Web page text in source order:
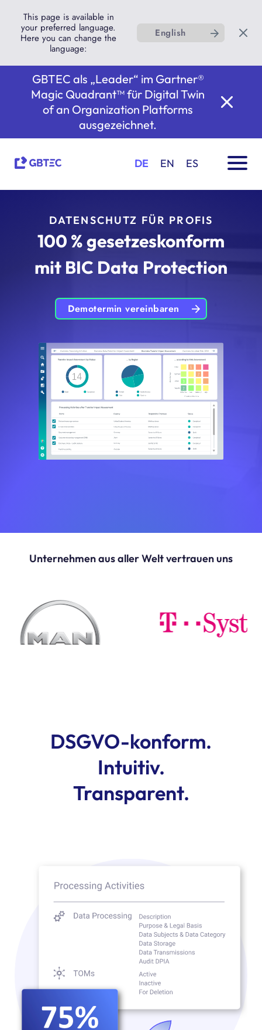
This page is available in
your preferred language.
Here you can change the
language:
English
GBTEC als „Leader“ im Gartner®
Magic Quadrant™ für Digital Twin
of an Organization Platforms
ausgezeichnet.
DE EN ES
DATENSCHUTZ FÜR PROFIS
100 % gesetzeskonform
mit BIC Data Protection
Demotermin vereinbaren
Unternehmen aus aller Welt vertrauen uns
DSGVO-konform.
Intuitiv.
Transparent.